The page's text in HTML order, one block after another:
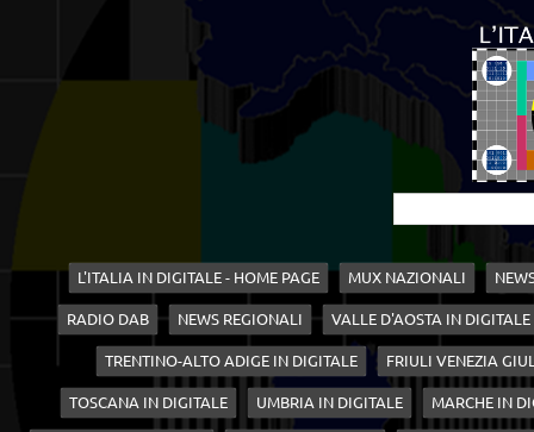
L'ITALIA IN DIGITALE - HOME PAGE MUX NAZIONALI
RADIO DAB NEWS REGIONALI VALLE D'AOSTA IN DIGITALE
TRENTINO-ALTO ADIGE IN DIGITALE FRIULI VENEZIA
TOSCANA IN DIGITALE UMBRIA IN DIGITALE MARCHE IN